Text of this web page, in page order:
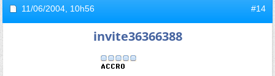
11/06/2004, 10h56 #14
invite36366388